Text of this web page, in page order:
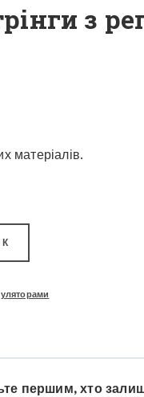
з
матеріалів.
першим, хто